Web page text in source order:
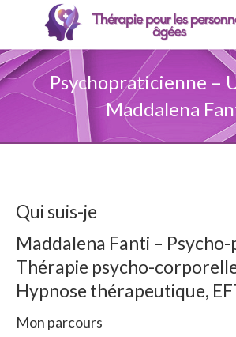
Psychopraticienne –
Maddalena
Qui suis-je
Maddalena Fanti –
Thérapie psycho-
Hypnose thérapeutique,
Mon parcours